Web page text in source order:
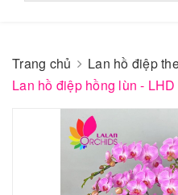
Trang chủ
Lan hồ điệp
Lan hồ điệp hồng lùn -